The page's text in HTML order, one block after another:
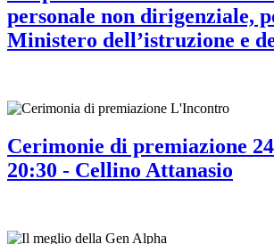
personale non dirigenziale,
Ministero dell’istruzione e
Cerimonie di premiazione
20:30 - Cellino Attanasio